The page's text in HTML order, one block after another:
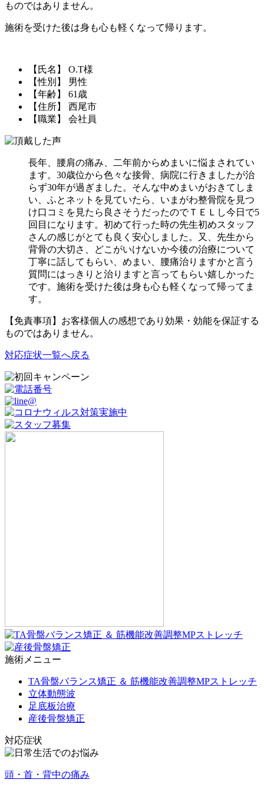
ものではありません。
施術を受けた後は身も心も軽くなって帰ります。
【氏名】 O.T様
【性別】 男性
【年齢】 61歳
【住所】 西尾市
【職業】 会社員
長年、腰肩の痛み、二年前からめまいに悩まされてい
ます。30歳位から色々な接骨、病院に行きましたが治
らず30年が過ぎました。そんな中めまいがおきてしま
い、ふとネットを見ていたら、いまがわ整骨院を見つ
け口コミを見たら良さそうだったのでＴＥＬし今日で5
回目になります。初めて行った時の先生初めスタッフ
さんの感じがとても良く安心しました。又、先生から
背骨の大切さ、どこがいけないか今後の治療について
丁寧に話してもらい、めまい、腰痛治りますかと言う
質問にはっきりと治りますと言ってもらい嬉しかった
です。施術を受けた後は身も心も軽くなって帰ってま
す。
【免責事項】お客様個人の感想であり効果・効能を保証する
ものではありません。
対応症状一覧へ戻る
施術メニュー
TA骨盤バランス矯正 ＆ 筋機能改善調整MPストレッチ
立体動態波
足底板治療
産後骨盤矯正
対応症状
頭・首・背中の痛み